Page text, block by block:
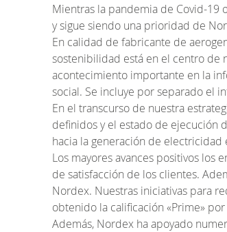
Mientras la pandemia de Covid-19
y sigue siendo una prioridad de
En calidad de fabricante de
sostenibilidad está en el centro de
acontecimiento importante en la
social. Se incluye por separado el
En el transcurso de nuestra
definidos y el estado de ejecución
hacia la generación de electricidad
Los mayores avances positivos
de satisfacción de los clientes.
Nordex. Nuestras iniciativas para
obtenido la calificación «Prime» por
Además, Nordex ha apoyado